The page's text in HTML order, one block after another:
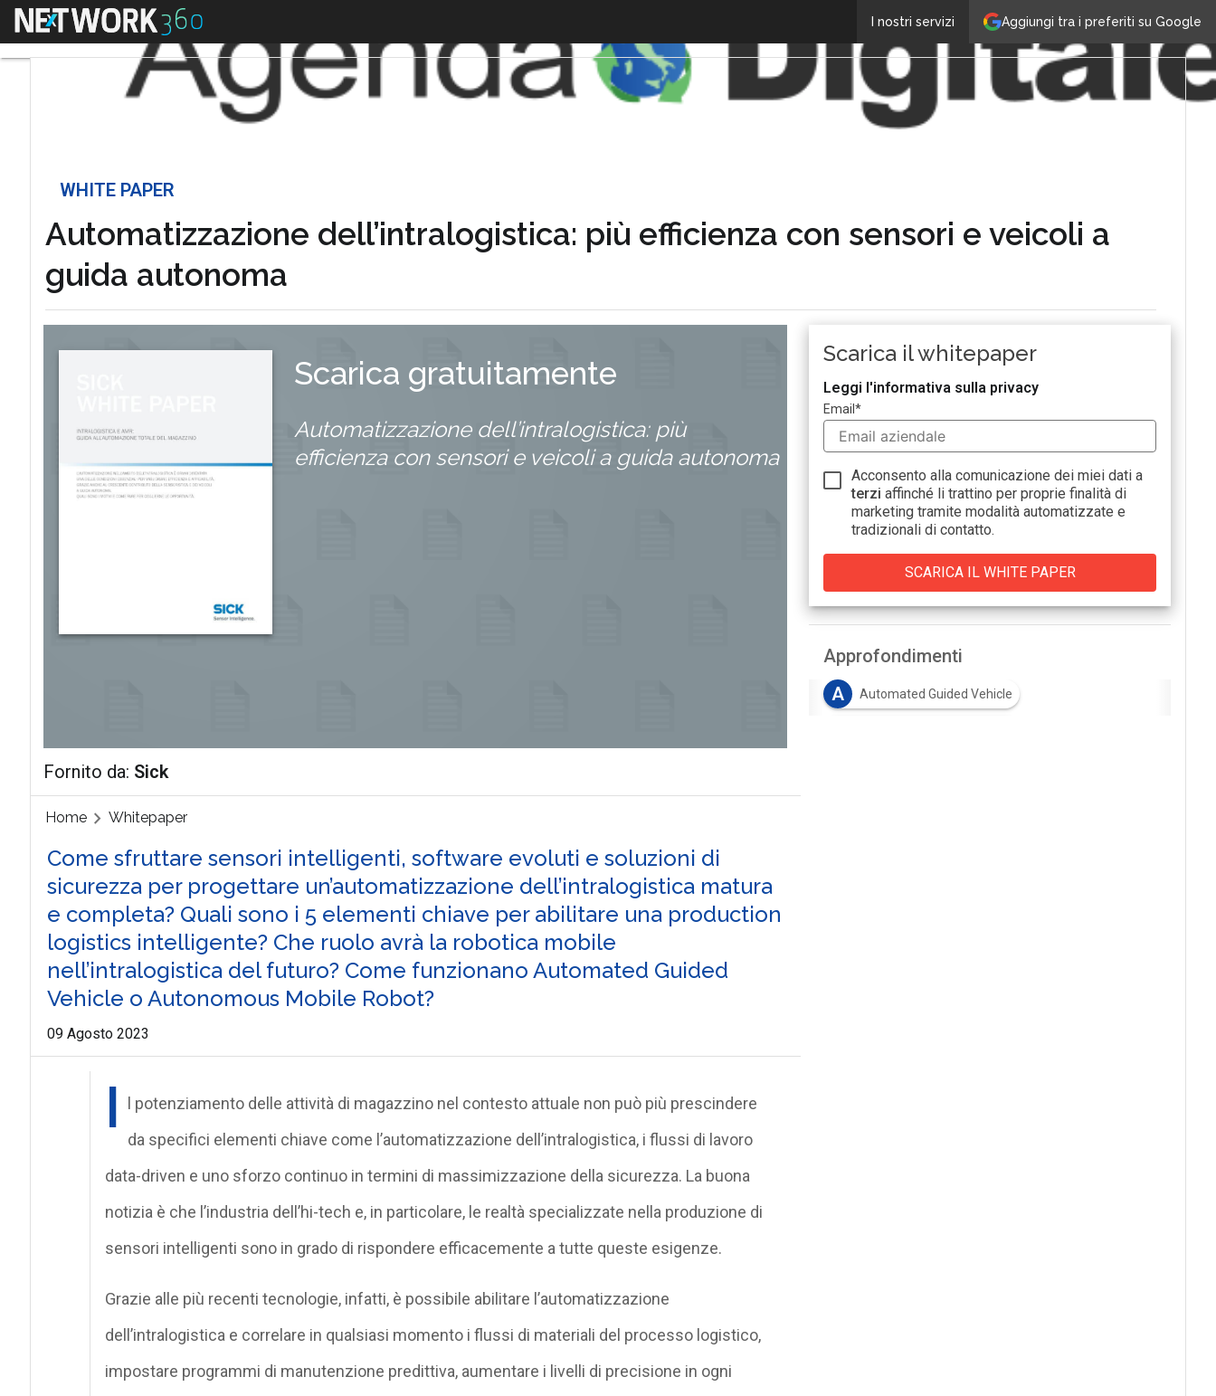
Aggiungi tra i preferiti su Google
I nostri servizi
Menu
WHITE PAPER
Automatizzazione dell’intralogistica: più efficienza con sensori e veicoli a
guida autonoma
Scarica gratuitamente
Automatizzazione dell’intralogistica: più
efficienza con sensori e veicoli a guida autonoma
Fornito da: Sick
Home Whitepaper
Come sfruttare sensori intelligenti, software evoluti e soluzioni di
sicurezza per progettare un’automatizzazione dell’intralogistica matura
e completa? Quali sono i 5 elementi chiave per abilitare una production
logistics intelligente? Che ruolo avrà la robotica mobile
nell’intralogistica del futuro? Come funzionano Automated Guided
Vehicle o Autonomous Mobile Robot?
09 Agosto 2023
I
l potenziamento delle attività di magazzino nel contesto attuale non può più prescindere
da specifici elementi chiave come l’automatizzazione dell’intralogistica, i flussi di lavoro
data-driven e uno sforzo continuo in termini di massimizzazione della sicurezza. La buona
notizia è che l’industria dell’hi-tech e, in particolare, le realtà specializzate nella produzione di
sensori intelligenti sono in grado di rispondere efficacemente a tutte queste esigenze.
Grazie alle più recenti tecnologie, infatti, è possibile abilitare l’automatizzazione
dell’intralogistica e correlare in qualsiasi momento i flussi di materiali del processo logistico,
impostare programmi di manutenzione predittiva, aumentare i livelli di precisione in ogni
Scarica il whitepaper
Leggi l'informativa sulla privacy
Email *
Acconsento alla comunicazione dei miei dati a
terzi affinché li trattino per proprie finalità di
marketing tramite modalità automatizzate e
tradizionali di contatto.
Approfondimenti
A
Automated Guided Vehicle